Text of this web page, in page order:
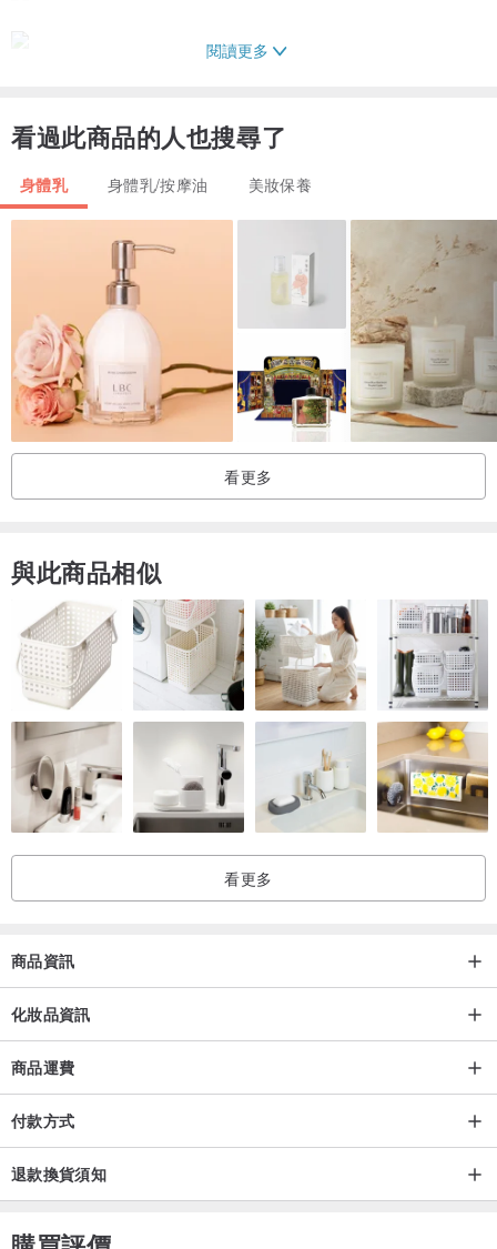
■ 全成分
Water, Glycerin, Butylene Glycol, Butyrospermum Parkii, Jojoba Oil,
Chamomile Extrfact, Witch Hazel Extract, α-Tocopherol, Trehalose,
Sodium Polyacrylate, Paraffinum Liquidum, Trideceth-6, Glyceryl
Monostearate, Tween 20, Phenoxyethanol
■ 注意事項
當肌膚有受傷、溼疹等異常現象時，請暫停使用。當肌膚出現紅腫、
搔癢等異常現象時，請暫停使用，並請皮膚醫師診斷治療。使用時請
避免滲入眼睛。若不慎誤入眼睛時，請以大量清水清洗。
■ 保存方法：請避免高溫日曬，並保存於陰涼處。
■ 保存期限：三年，開封後請於半年內使用完畢。
■ 系列產品參考
清爽護手霜
滋潤護手霜
■ 產地 / 製造方式：Made in Taiwan
閱讀更多
看過此商品的人也搜尋了
身體乳 身體乳/按摩油 美妝保養
看更多
與此商品相似
看更多
商品資訊
化妝品資訊
商品運費
付款方式
退款換貨須知